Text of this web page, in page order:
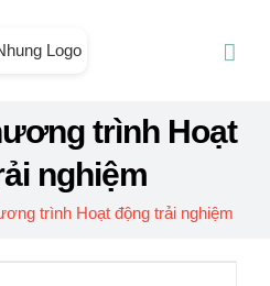
trình Hoạt
nghiệm
trình Hoạt động trải nghiệm